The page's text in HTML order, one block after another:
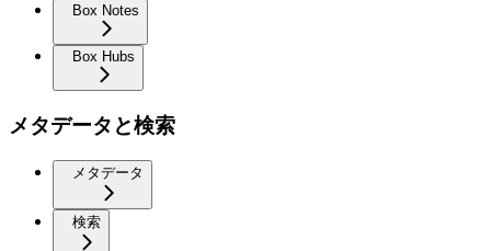
Box Notes
Box Hubs
メタデータと検索
メタデータ
検索